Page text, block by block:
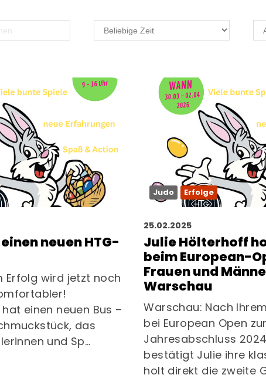
neuen HTG-
Erfolg wird jetzt noch
einen neuen Bus –
das
und Sp…
Judo Erfolge
25.02.2025
Julie Hölterhoff
beim European-
Frauen und
Warschau
Warschau: Nach
bei European Open
Jahresabschluss
bestätigt Julie ihre
holt direkt die zweite
Suchbegriffe:
Sponsoren Abteilungen Mitglied
Jobs